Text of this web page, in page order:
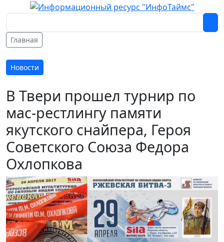
Главная
Новости
В Твери прошел турнир по
мас-рестлингу памяти
якутского снайпера, Героя
Советского Союза Федора
Охлопкова